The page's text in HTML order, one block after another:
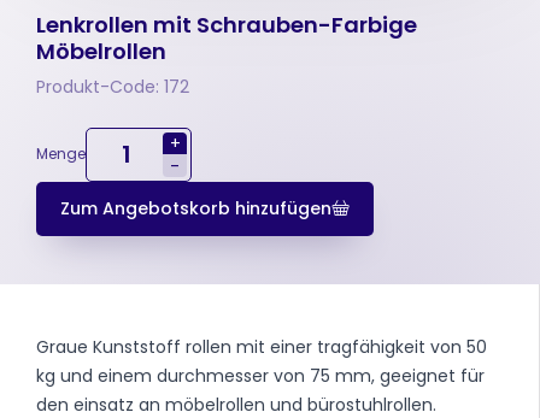
Lenkrollen mit Schrauben-Farbige
Möbelrollen
Produkt-Code: 172
Menge
+
-
Zum Angebotskorb hinzufügen
Graue Kunststoff rollen mit einer tragfähigkeit von 50
kg und einem durchmesser von 75 mm, geeignet für
den einsatz an möbelrollen und bürostuhlrollen.